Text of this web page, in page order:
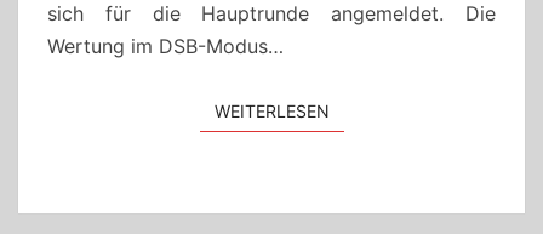
sich für die Hauptrunde angemeldet. Die
Wertung im DSB-Modus…
WEITERLESENWEITERLESEN